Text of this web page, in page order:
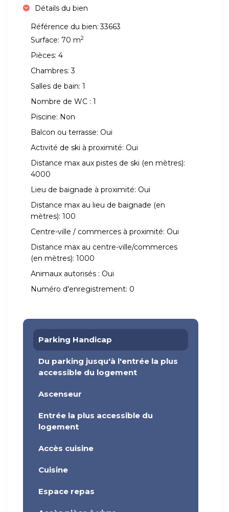
Détails du bien
Référence du bien: 33663
Surface: 70 m2
Pièces: 4
Chambres: 3
Salles de bain: 1
Nombre de WC : 1
Piscine: Non
Balcon ou terrasse: Oui
Activité de ski à proximité: Oui
Distance max aux pistes de ski (en mètres):
4000
Lieu de baignade à proximité: Oui
Distance max au lieu de baignade (en
mètres): 100
Centre-ville / commerces à proximité: Oui
Distance max au centre-ville/commerces
(en mètres): 1000
Animaux autorisés : Oui
Numéro d'enregistrement: 0
Parking Handicap
Du parking jusqu'à l'entrée la plus
accessible du logement
Ascenseur
Entrée la plus accessible du
logement
Accès cuisine
Cuisine
Espace repas